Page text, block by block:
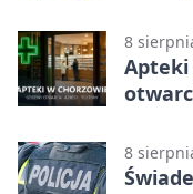
8
Apteki
8